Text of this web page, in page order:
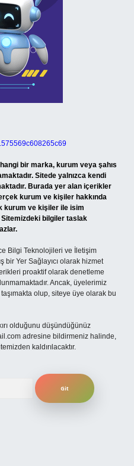
bir marka, kurum veya şahıs
Sitede yalnızca kendi
Burada yer alan içerikler
kurum ve kişiler hakkında
kurum ve kişiler ile isim
bilgiler taslak
Bilgi Teknolojileri ve İletişim
bir Yer Sağlayıcı olarak hizmet
proaktif olarak denetleme
Ancak, üyelerimiz
olup, siteye üye olarak bu
olduğunu düşündüğünüz
adresine bildirmeniz halinde,
kaldırılacaktır.